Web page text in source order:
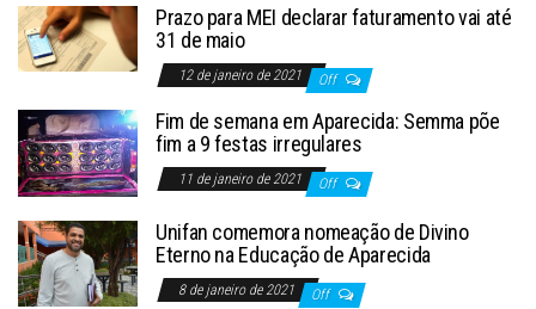
Prazo para MEI declarar faturamento vai até
31 de maio
12 de janeiro de 2021 Off
Fim de semana em Aparecida: Semma põe
fim a 9 festas irregulares
11 de janeiro de 2021 Off
Unifan comemora nomeação de Divino
Eterno na Educação de Aparecida
8 de janeiro de 2021 Off